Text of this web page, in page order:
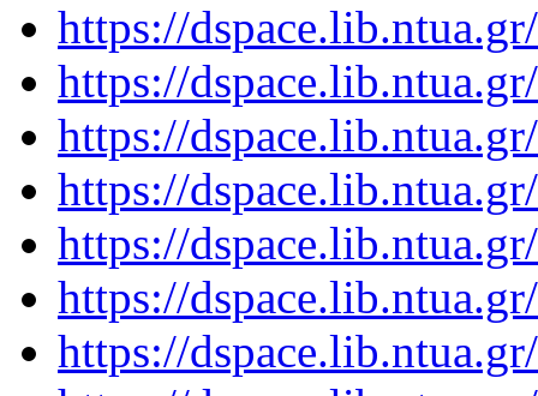
https://
https://
https://
https://
https://
https://
https://